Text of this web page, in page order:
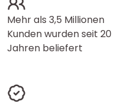
Mehr als 3,5 Millionen
Kunden wurden seit 20
Jahren beliefert